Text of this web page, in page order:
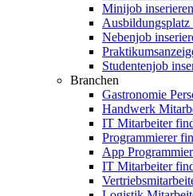
Minijob inserieren
Ausbildungsplatz
Nebenjob
Studentenjob
Branchen
Gastronomie
Handwerk
IT Mitarbeiter
Programmierer
App
IT Mitarbeiter